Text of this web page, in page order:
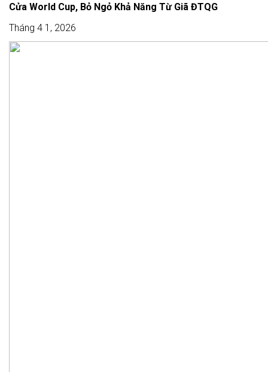
Cửa World Cup, Bỏ Ngỏ Khả Năng Từ Giã ĐTQG
Tháng 4 1, 2026